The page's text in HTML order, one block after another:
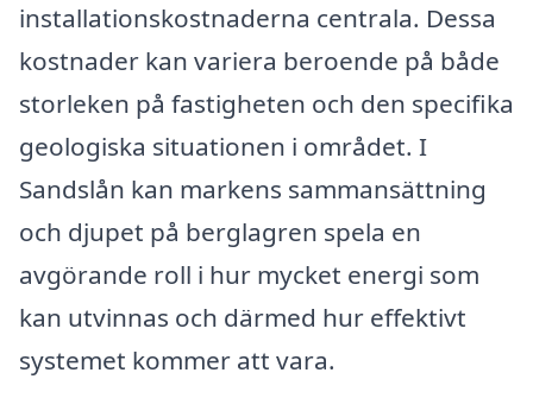
installationskostnaderna centrala. Dessa
kostnader kan variera beroende på både
storleken på fastigheten och den specifika
geologiska situationen i området. I
Sandslån kan markens sammansättning
och djupet på berglagren spela en
avgörande roll i hur mycket energi som
kan utvinnas och därmed hur effektivt
systemet kommer att vara.